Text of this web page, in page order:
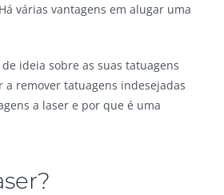
várias vantagens em alugar uma
ideia sobre as suas tatuagens
remover tatuagens indesejadas
a laser e por que é uma